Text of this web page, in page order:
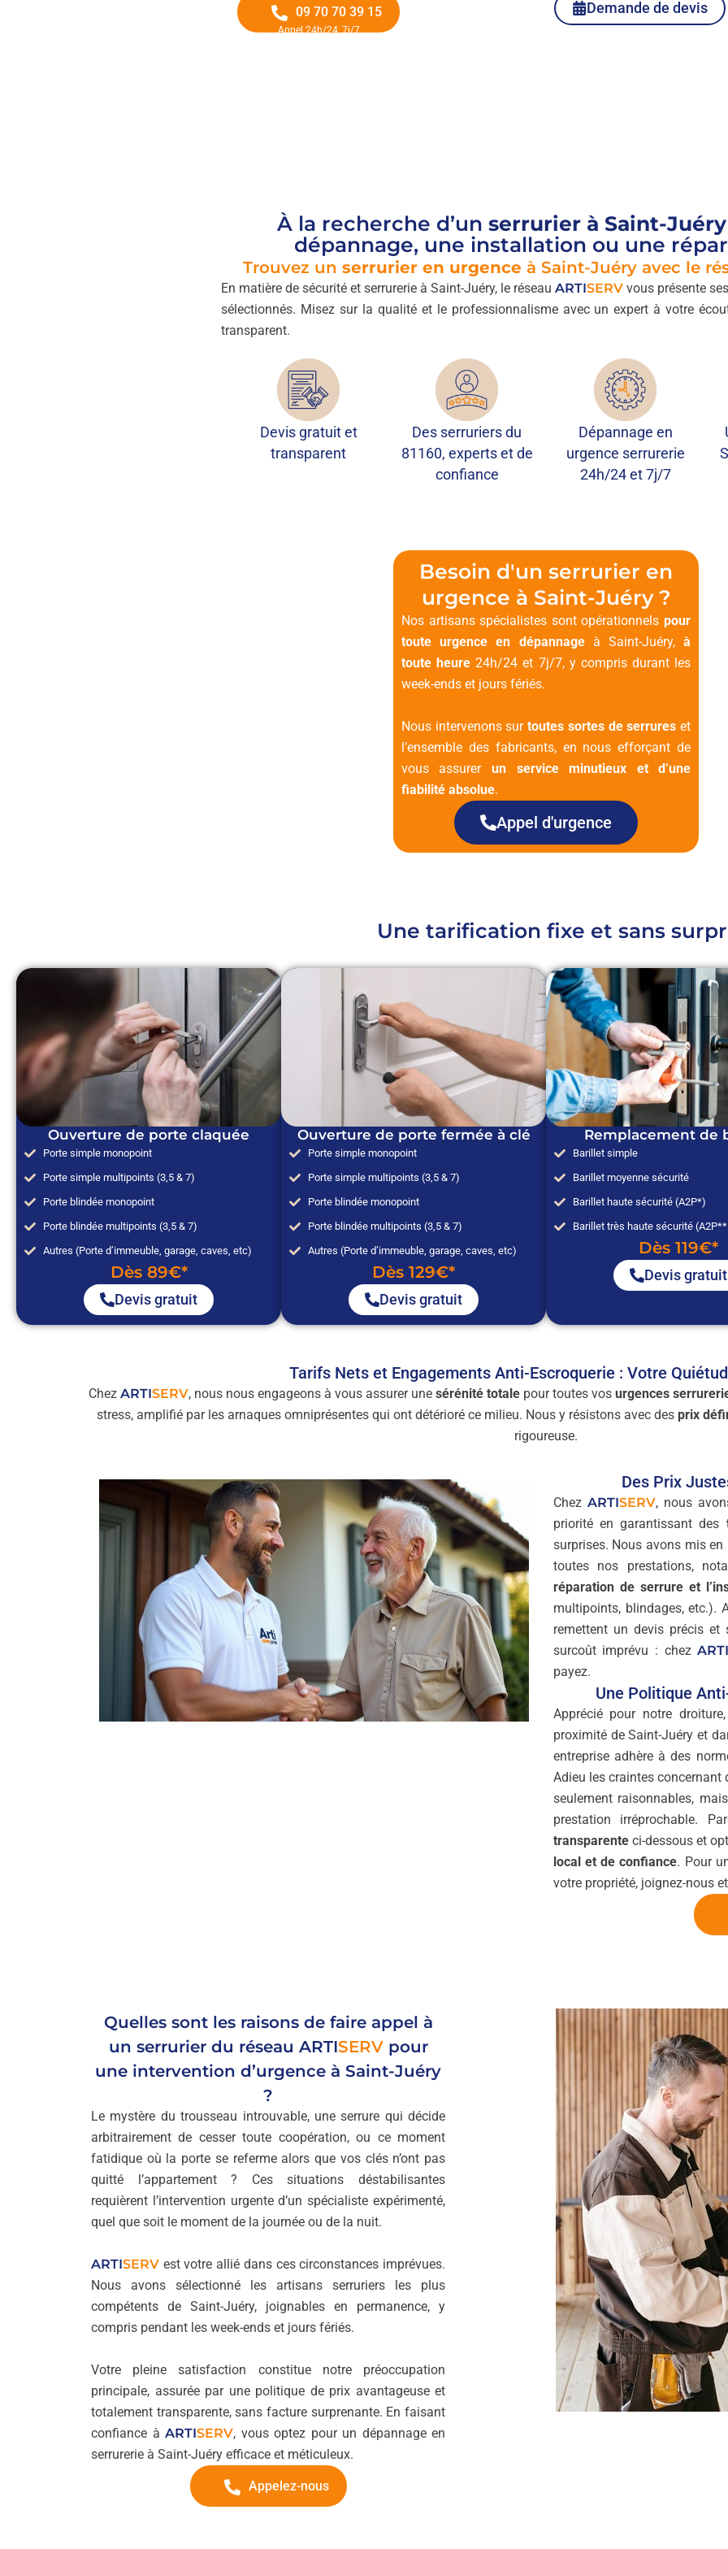
09 70 70 39 15
Appel 24h/24, 7j/7
Demande de devis
À la recherche d’un serrurier à Saint-Juéry
dépannage, une installation ou une
Trouvez un serrurier en urgence à Saint-Juéry avec le
En matière de sécurité et serrurerie à Saint-Juéry, le réseau ARTISERV vous présente
sélectionnés. Misez sur la qualité et le professionnalisme avec un expert à votre
transparent.
Devis gratuit et
transparent
Des serruriers du
81160, experts et de
confiance
Dépannage en
urgence serrurerie
24h/24 et 7j/7
Besoin d'un serrurier en
urgence à Saint-Juéry ?
Nos artisans spécialistes sont opérationnelspour
toute urgence en dépannageà Saint-Juéry,à
toute heure 24h/24 et 7j/7, y compris durant les
week-ends et jours fériés.
Nous intervenons surtoutes sortes de serrures et
l’ensemble des fabricants, en nous efforçant de
vous assurer un service minutieux et d’une
fiabilité absolue.
Appel d'urgence
Une tarification fixe et sans
Ouverture de porte claquée
Porte simple monopoint
Porte simple multipoints (3,5 & 7)
Porte blindée monopoint
Porte blindée multipoints (3,5 & 7)
Autres (Porte d’immeuble, garage, caves, etc)
Dès 89€*
Devis gratuit
Ouverture de porte fermée à clé
Porte simple monopoint
Porte simple multipoints (3,5 & 7)
Porte blindée monopoint
Porte blindée multipoints (3,5 & 7)
Autres (Porte d’immeuble, garage, caves, etc)
Dès 129€*
Devis gratuit
Remplacement de
Barillet simple
Barillet moyenne sécurité
Barillet haute sécurité (A2P*)
Barillet très haute sécurité
Dès 119€*
Devis gratuit
Tarifs Nets et Engagements Anti-Escroquerie : Votre
Chez ARTISERV, nous nous engageons à vous assurer une sérénité totalepour toutes vos urgences
stress, amplifié par les arnaques omniprésentes qui ont détérioré ce milieu. Nous y résistons avec des prix
rigoureuse.
Des Prix
Chez ARTISERV, nous
priorité en garantissant des
surprises. Nous avons mis
toutes nos prestations,
réparation de serrure et
multipoints, blindages, etc.).
remettent un devis précis et
surcoût imprévu : chez
payez.
Une Politique
Apprécié pour notre
proximité de Saint-Juéry et
entreprise adhère à des
Adieu les craintes
seulement raisonnables,
prestation irréprochable.
transparenteci-dessous et
local et de confiance. Pour
votre propriété, joignez-nous
Quelles sont les raisons de faire appel à
un serrurier du réseau ARTISERVpour
une intervention d’urgence à Saint-Juéry
?
Le mystère du trousseau introuvable, une serrure qui décide
arbitrairement de cesser toute coopération, ou ce moment
fatidique où la porte se referme alors que vos clés n’ont pas
quitté l’appartement ? Ces situations déstabilisantes
requièrent l’intervention urgente d’un spécialiste expérimenté,
quel que soit le moment de la journée ou de la nuit.
ARTISERV est votre allié dans ces circonstances imprévues.
Nous avons sélectionné les artisans serruriers les plus
compétents de Saint-Juéry, joignables en permanence, y
compris pendant les week-ends et jours fériés.
Votre pleine satisfaction constitue notre préoccupation
principale, assurée par une politique de prix avantageuse et
totalement transparente, sans facture surprenante. En faisant
confiance à ARTISERV, vous optez pour un dépannage en
serrurerie à Saint-Juéry efficace et méticuleux.
Appelez-nous